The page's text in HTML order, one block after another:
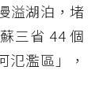
溢湖泊，堵
三省 44 個
氾濫區」，